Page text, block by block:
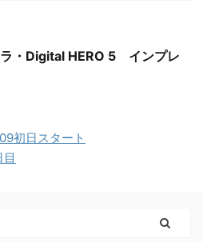
・Digital HERO 5 インプレ
初日スタート